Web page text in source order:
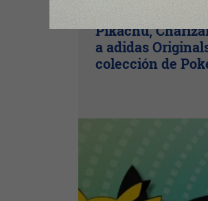
Pikachu,
a adidas
colección de